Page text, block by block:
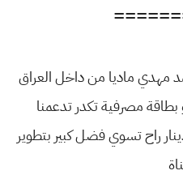
مهدي ماديا من داخل العراق
مصرفية تكدر تدعمنا
حته لو بـ 1 الف دينار راح تسوي فضل كبير بتطوير